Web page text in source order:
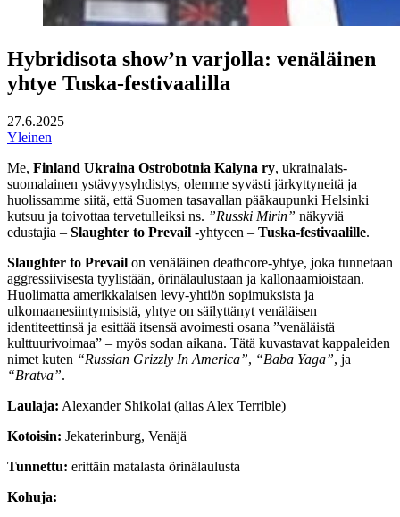
Hybridisota show’n varjolla: venäläinen
yhtye Tuska-festivaalilla
27.6.2025
Yleinen
Me, Finland Ukraina Ostrobotnia Kalyna ry, ukrainalais-
suomalainen ystävyysyhdistys, olemme syvästi järkyttyneitä ja
huolissamme siitä, että Suomen tasavallan pääkaupunki Helsinki
kutsuu ja toivottaa tervetulleiksi ns. ”Russki Mirin” näkyviä
edustajia – Slaughter to Prevail -yhtyeen – Tuska-festivaalille.
Slaughter to Prevail on venäläinen deathcore-yhtye, joka tunnetaan
aggressiivisesta tyylistään, örinälaulustaan ja kallonaamioistaan.
Huolimatta amerikkalaisen levy-yhtiön sopimuksista ja
ulkomaanesiintymisistä, yhtye on säilyttänyt venäläisen
identiteettinsä ja esittää itsensä avoimesti osana ”venäläistä
kulttuurivoimaa” – myös sodan aikana. Tätä kuvastavat kappaleiden
nimet kuten “Russian Grizzly In America”, “Baba Yaga”, ja
“Bratva”.
Laulaja: Alexander Shikolai (alias Alex Terrible)
Kotoisin: Jekaterinburg, Venäjä
Tunnettu: erittäin matalasta örinälaulusta
Kohuja: